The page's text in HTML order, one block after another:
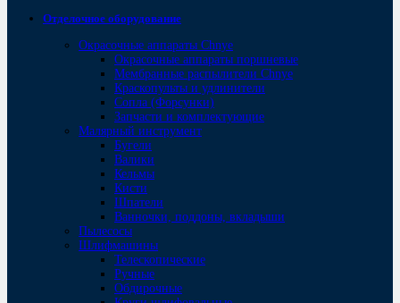
Отделочное оборудование
Окрасочные аппараты Chnye
Окрасочные аппараты поршневые
Мембранные распылители Chnye
Краскопульты и удлинители
Сопла (Форсунки)
Запчасти и комплектующие
Малярный инструмент
Бугели
Валики
Кельмы
Кисти
Шпатели
Ванночки, поддоны, вкладыши
Пылесосы
Шлифмашины
Телескопические
Ручные
Обдирочные